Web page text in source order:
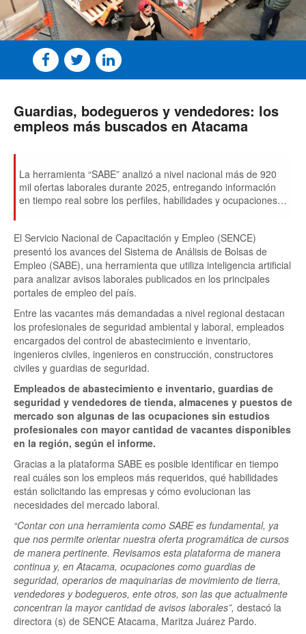
Guardias, bodegueros y vendedores: los
empleos más buscados en Atacama
La herramienta “SABE” analizó a nivel nacional más de 920
mil ofertas laborales durante 2025, entregando información
en tiempo real sobre los perfiles, habilidades y ocupaciones
El Servicio Nacional de Capacitación y Empleo (SENCE)
presentó los avances del Sistema de Análisis de Bolsas de
Empleo (SABE), una herramienta que utiliza inteligencia artificial
para analizar avisos laborales publicados en los principales
portales de empleo del país.
Entre las vacantes más demandadas a nivel regional destacan
los profesionales de seguridad ambiental y laboral, empleados
encargados del control de abastecimiento e inventario,
ingenieros civiles, ingenieros en construcción, constructores
civiles y guardias de seguridad.
Empleados de abastecimiento e inventario, guardias de
seguridad y vendedores de tienda, almacenes y puestos de
mercado son algunas de las ocupaciones sin estudios
profesionales con mayor cantidad de vacantes disponibles
en la región, según el informe.
Gracias a la plataforma SABE es posible identificar en tiempo
real cuáles son los empleos más requeridos, qué habilidades
están solicitando las empresas y cómo evolucionan las
necesidades del mercado laboral.
“Contar con una herramienta como SABE es fundamental, ya
que nos permite orientar nuestra oferta programática de cursos
de manera pertinente. Revisamos esta plataforma de manera
continua y, en Atacama, ocupaciones como guardias de
seguridad, operarios de maquinarias de movimiento de tierra,
vendedores y bodegueros, ente otros, son las que actualmente
concentran la mayor cantidad de avisos laborales”, destacó la
directora (s) de SENCE Atacama, Maritza Juárez Pardo.